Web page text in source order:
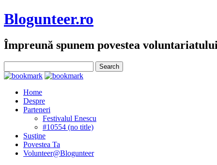
Blogunteer.ro
Împreună spunem povestea
Home
Despre
Parteneri
Festivalul Enescu
#10554 (no title)
Susţine
Povestea Ta
Volunteer@Blogunteer